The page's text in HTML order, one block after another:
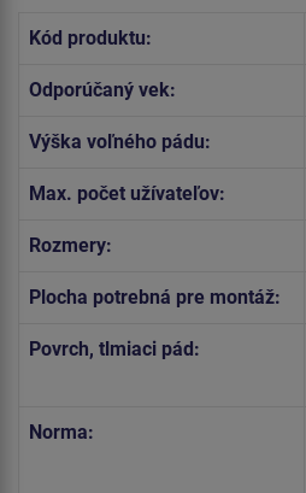
Kód produktu:
Odporúčaný vek:
Výška voľného pádu:
Max. počet užívateľov:
Rozmery:
Plocha potrebná pre montáž:
Povrch, tlmiaci pád:
Norma: